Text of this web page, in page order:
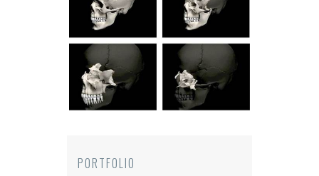
PORTFOLIO